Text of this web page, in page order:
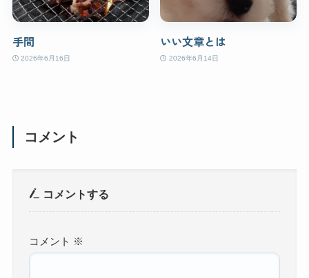
手間
2026年6月16日
いい文章とは
2026年6月14日
コメント
コメントする
コメント ※